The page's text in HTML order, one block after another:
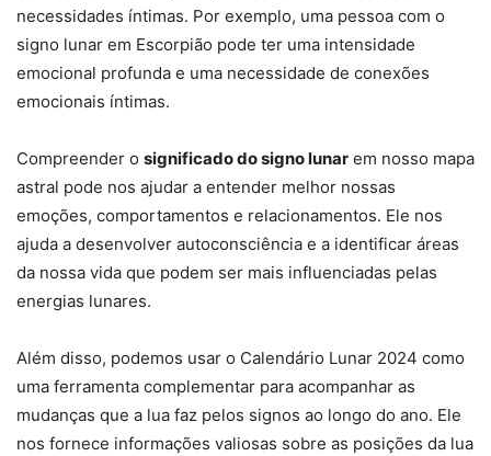
necessidades íntimas. Por exemplo, uma pessoa com o
signo lunar em Escorpião pode ter uma intensidade
emocional profunda e uma necessidade de conexões
emocionais íntimas.
Compreender o significado do signo lunar em nosso mapa
astral pode nos ajudar a entender melhor nossas
emoções, comportamentos e relacionamentos. Ele nos
ajuda a desenvolver autoconsciência e a identificar áreas
da nossa vida que podem ser mais influenciadas pelas
energias lunares.
Além disso, podemos usar o Calendário Lunar 2024 como
uma ferramenta complementar para acompanhar as
mudanças que a lua faz pelos signos ao longo do ano. Ele
nos fornece informações valiosas sobre as posições da lua